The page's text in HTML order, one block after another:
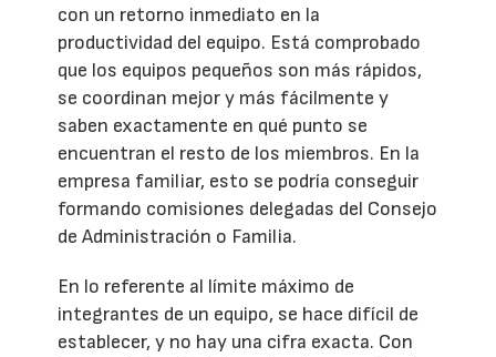
con un retorno inmediato en la
productividad del equipo. Está comprobado
que los equipos pequeños son más rápidos,
se coordinan mejor y más fácilmente y
saben exactamente en qué punto se
encuentran el resto de los miembros. En la
empresa familiar, esto se podría conseguir
formando comisiones delegadas del Consejo
de Administración o Familia.
En lo referente al límite máximo de
integrantes de un equipo, se hace difícil de
establecer, y no hay una cifra exacta. Con